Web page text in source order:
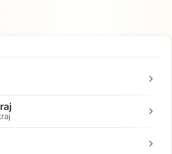
chevron_right
chevron_right
chevron_right